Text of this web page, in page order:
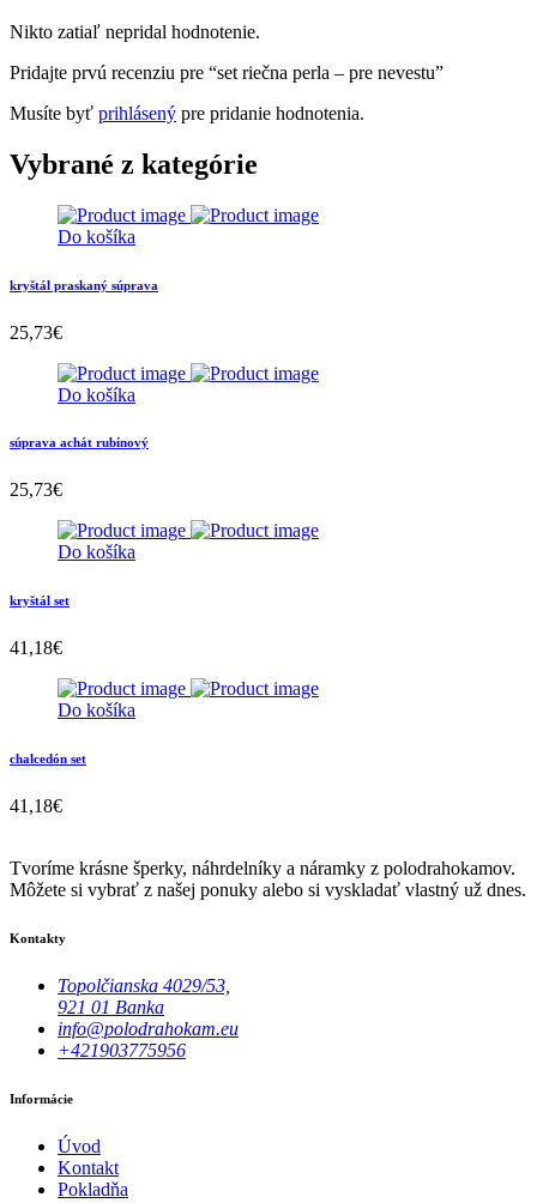
Nikto zatiaľ nepridal hodnotenie.
Pridajte prvú recenziu pre “set riečna perla – pre nevestu”
Musíte byť prihlásený pre pridanie hodnotenia.
Vybrané z kategórie
Do košíka
kryštál praskaný súprava
25,73€
Do košíka
súprava achát rubínový
25,73€
Do košíka
kryštál set
41,18€
Do košíka
chalcedón set
41,18€
Tvoríme krásne šperky, náhrdelníky a náramky z polodrahokamov.
Môžete si vybrať z našej ponuky alebo si vyskladať vlastný už dnes.
Kontakty
Topolčianska 4029/53,
921 01 Banka
info@polodrahokam.eu
+421903775956
Informácie
Úvod
Kontakt
Pokladňa